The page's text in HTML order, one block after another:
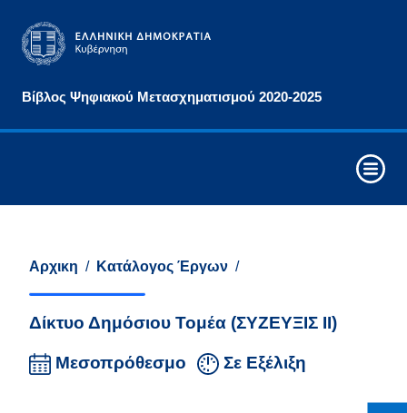
Βίβλος Ψηφιακού Μετασχηματισμού 2020-2025
&
Ψηφιακού
Στρατηγικοί
Παρέμβασης
Αρχικη / Κατάλογος Έργων /
Δίκτυο Δημόσιου Τομέα (ΣΥΖΕΥΞΙΣ ΙΙ)
Μεσοπρόθεσμο Σε Εξέλιξη